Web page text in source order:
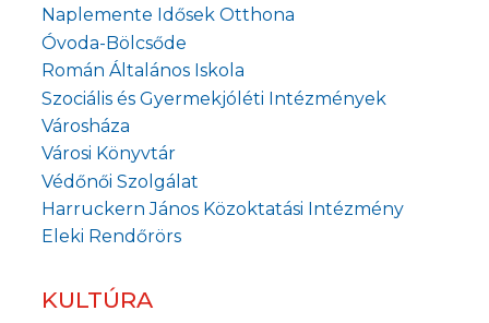
Naplemente Idősek Otthona
Óvoda-Bölcsőde
Román Általános Iskola
Szociális és Gyermekjóléti Intézmények
Városháza
Városi Könyvtár
Védőnői Szolgálat
Harruckern János Közoktatási Intézmény
Eleki Rendőrörs
KULTÚRA